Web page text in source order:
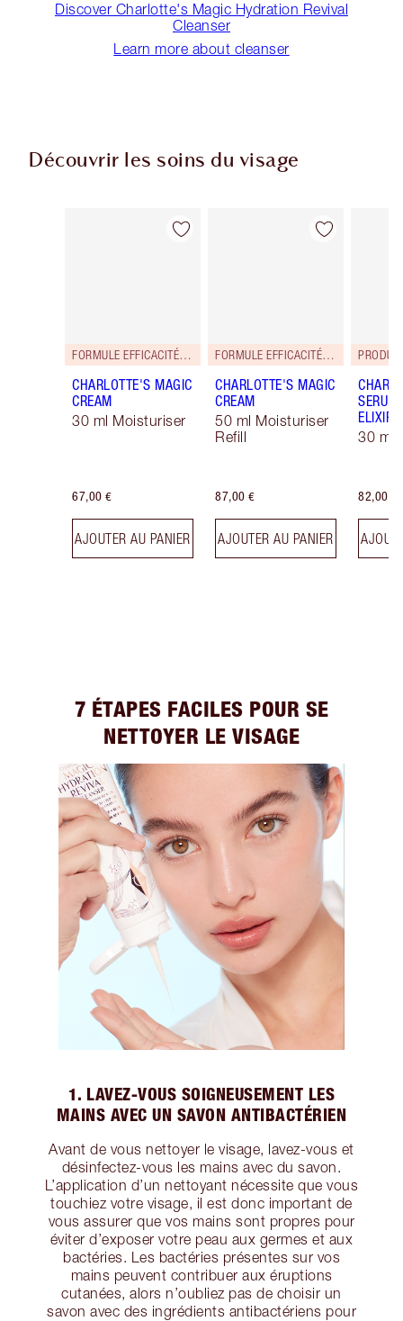
Discover Charlotte's Magic Hydration Revival
Cleanser
Learn more about cleanser
Découvrir les soins du visage
Article 1 sur 114
FORMULE EFFICACITÉ RENFORCÉE !
CHARLOTTE'S MAGIC
CREAM
30 ml Moisturiser
67,00 €
AJOUTER AU PANIER
Article 2 sur 114
FORMULE EFFICACITÉ RENFORCÉE !
CHARLOTTE'S MAGIC
CREAM
50 ml Moisturiser
Refill
87,00 €
AJOUTER AU PANIER
SERUM
ELIXIR
30 ml
82,00 €
7 ÉTAPES FACILES POUR SE
NETTOYER LE VISAGE
1. LAVEZ-VOUS SOIGNEUSEMENT LES
MAINS AVEC UN SAVON ANTIBACTÉRIEN
Avant de vous nettoyer le visage, lavez-vous et
désinfectez-vous les mains avec du savon.
L’application d’un nettoyant nécessite que vous
touchiez votre visage, il est donc important de
vous assurer que vos mains sont propres pour
éviter d’exposer votre peau aux germes et aux
bactéries. Les bactéries présentes sur vos
mains peuvent contribuer aux éruptions
cutanées, alors n’oubliez pas de choisir un
savon avec des ingrédients antibactériens pour